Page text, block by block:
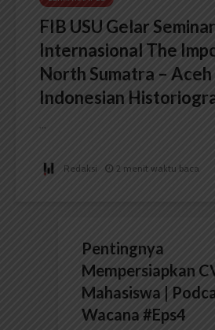
FIB USU Gelar Seminar
Internasional The
North Sumatra – Aceh
Indonesian
...
Redaksi 2 menit waktu baca
Pentingnya
Mempersiapkan
Mahasiswa |
Wacana #Eps4